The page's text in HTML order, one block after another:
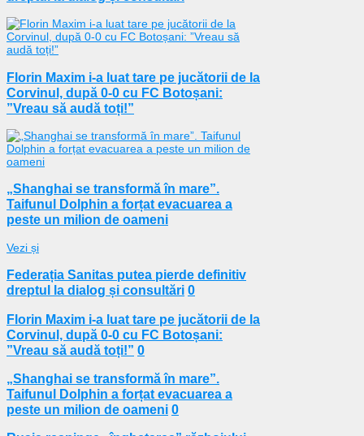
Florin Maxim i-a luat tare pe jucătorii de la
Corvinul, după 0-0 cu FC Botoșani:
”Vreau să audă toți!”
„Shanghai se transformă în mare”.
Taifunul Dolphin a forțat evacuarea a
peste un milion de oameni
Vezi și
Federația Sanitas putea pierde definitiv
dreptul la dialog și consultări 0
Florin Maxim i-a luat tare pe jucătorii de la
Corvinul, după 0-0 cu FC Botoșani:
”Vreau să audă toți!” 0
„Shanghai se transformă în mare”.
Taifunul Dolphin a forțat evacuarea a
peste un milion de oameni 0